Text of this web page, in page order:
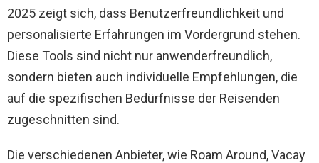
2025 zeigt sich, dass Benutzerfreundlichkeit und
personalisierte Erfahrungen im Vordergrund stehen.
Diese Tools sind nicht nur anwenderfreundlich,
sondern bieten auch individuelle Empfehlungen, die
auf die spezifischen Bedürfnisse der Reisenden
zugeschnitten sind.
Die verschiedenen Anbieter, wie Roam Around, Vacay